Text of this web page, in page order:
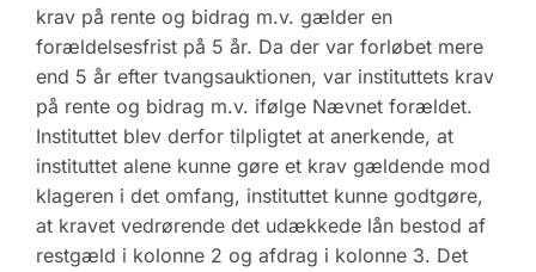
krav på rente og bidrag m.v. gælder en
forældelsesfrist på 5 år. Da der var forløbet mere
end 5 år efter tvangsauktionen, var instituttets krav
på rente og bidrag m.v. ifølge Nævnet forældet.
Instituttet blev derfor tilpligtet at anerkende, at
instituttet alene kunne gøre et krav gældende mod
klageren i det omfang, instituttet kunne godtgøre,
at kravet vedrørende det udækkede lån bestod af
restgæld i kolonne 2 og afdrag i kolonne 3. Det